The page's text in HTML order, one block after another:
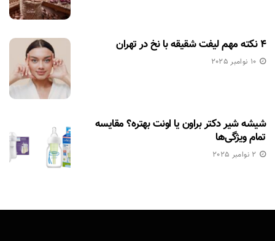
۴ نکته مهم لیفت شقیقه با نخ در تهران
10 نوامبر 2025
شیشه شیر دکتر براون یا اونت بهتره؟ مقایسه
تمام ویژگی‌ها
2 نوامبر 2025